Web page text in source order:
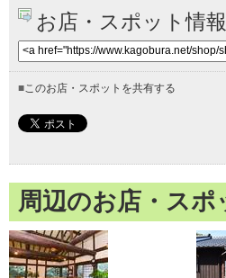
お店・スポット情
■ このお店・スポットを共有する
周辺のお店・スポ